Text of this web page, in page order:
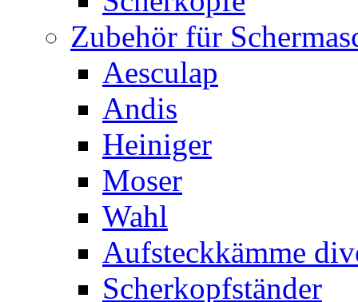
Zubehör für
Aesculap
Andis
Heiniger
Moser
Wahl
Aufsteckkämme
Scherkopfständer